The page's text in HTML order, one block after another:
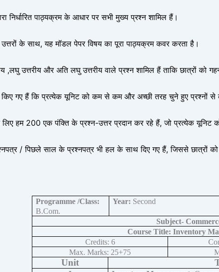
निर्धारित पाठ्यक्रम के आधार पर सभी मुख्य प्रश्न शामिल हैं।
के साथ, यह मॉडल पेपर विषय का पूरा पाठ्यक्रम कवर करता है।
,लघु उत्तरीय और अति लघु उत्तरीय वाले प्रश्न शामिल हैं ताकि छात्रों को
किए गए हैं कि प्रत्येक यूनिट को कम से कम और अच्छी तरह चुने हुए प्रश्नों
के लिए हम 200 एक पंक्ति के प्रश्न-उत्तर प्रदान कर रहे हैं, जो प्रत्येक
/ पिछले साल के प्रश्नपत्र भी हल के साथ दिए गए हैं, जिससे छात्रों को
Programme /Class:
B.Com.
Year: Second
Subject-
Course Title: Inventory
Credits: 6
Max. Marks: 25+75
Unit